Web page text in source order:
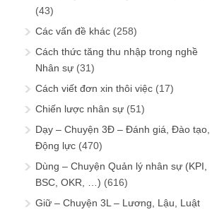
(43)
Các vấn đề khác (258)
Cách thức tăng thu nhập trong nghề
Nhân sự (31)
Cách viết đơn xin thôi việc (17)
Chiến lược nhân sự (51)
Dạy – Chuyện 3Đ – Đánh giá, Đào tạo,
Động lực (470)
Dùng – Chuyện Quản lý nhân sự (KPI,
BSC, OKR, …) (616)
Giữ – Chuyện 3L – Lương, Lậu, Luật